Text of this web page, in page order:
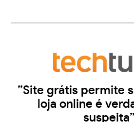
”Site grátis permite
loja online é
suspeita”